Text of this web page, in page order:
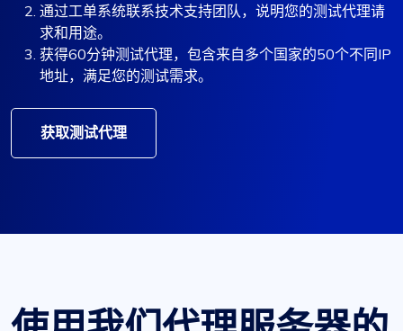
通过工单系统联系技术支持团队，说明您的测试代理请
求和用途。
获得60分钟测试代理，包含来自多个国家的50个不同IP
地址，满足您的测试需求。
获取测试代理